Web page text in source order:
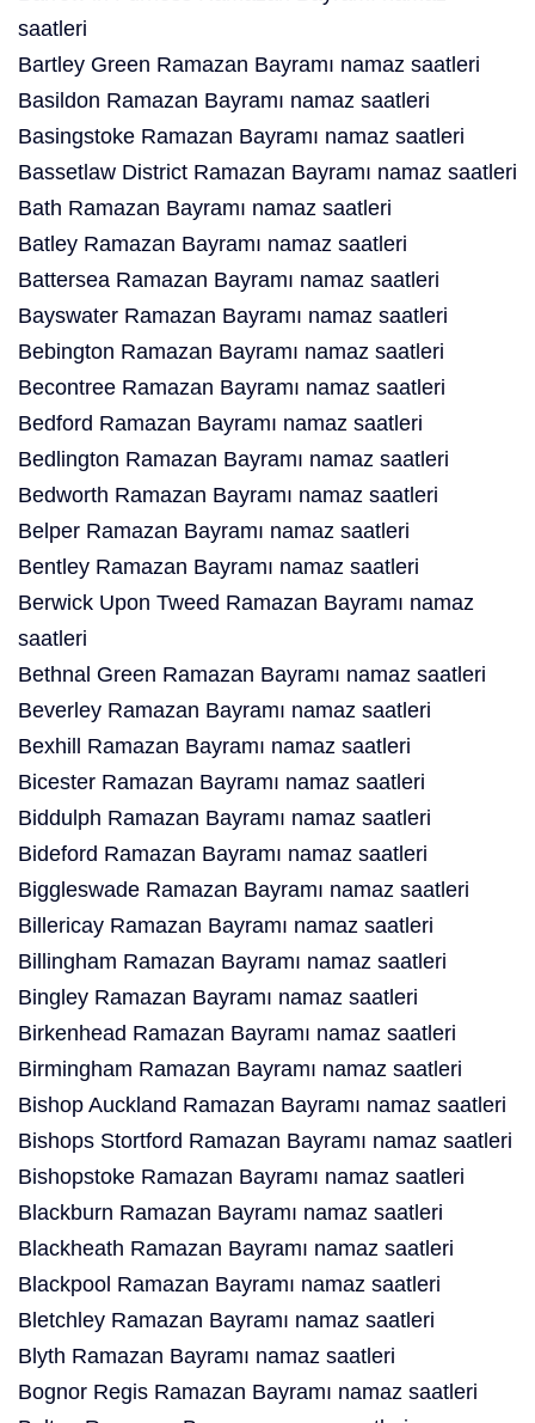
saatleri
Bartley Green Ramazan Bayramı namaz saatleri
Basildon Ramazan Bayramı namaz saatleri
Basingstoke Ramazan Bayramı namaz saatleri
Bassetlaw District Ramazan Bayramı namaz saatleri
Bath Ramazan Bayramı namaz saatleri
Batley Ramazan Bayramı namaz saatleri
Battersea Ramazan Bayramı namaz saatleri
Bayswater Ramazan Bayramı namaz saatleri
Bebington Ramazan Bayramı namaz saatleri
Becontree Ramazan Bayramı namaz saatleri
Bedford Ramazan Bayramı namaz saatleri
Bedlington Ramazan Bayramı namaz saatleri
Bedworth Ramazan Bayramı namaz saatleri
Belper Ramazan Bayramı namaz saatleri
Bentley Ramazan Bayramı namaz saatleri
Berwick Upon Tweed Ramazan Bayramı namaz
saatleri
Bethnal Green Ramazan Bayramı namaz saatleri
Beverley Ramazan Bayramı namaz saatleri
Bexhill Ramazan Bayramı namaz saatleri
Bicester Ramazan Bayramı namaz saatleri
Biddulph Ramazan Bayramı namaz saatleri
Bideford Ramazan Bayramı namaz saatleri
Biggleswade Ramazan Bayramı namaz saatleri
Billericay Ramazan Bayramı namaz saatleri
Billingham Ramazan Bayramı namaz saatleri
Bingley Ramazan Bayramı namaz saatleri
Birkenhead Ramazan Bayramı namaz saatleri
Birmingham Ramazan Bayramı namaz saatleri
Bishop Auckland Ramazan Bayramı namaz saatleri
Bishops Stortford Ramazan Bayramı namaz saatleri
Bishopstoke Ramazan Bayramı namaz saatleri
Blackburn Ramazan Bayramı namaz saatleri
Blackheath Ramazan Bayramı namaz saatleri
Blackpool Ramazan Bayramı namaz saatleri
Bletchley Ramazan Bayramı namaz saatleri
Blyth Ramazan Bayramı namaz saatleri
Bognor Regis Ramazan Bayramı namaz saatleri